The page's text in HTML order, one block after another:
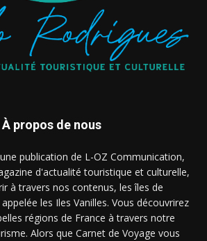
À propos de nous
publication de L-OZ Communication,
d'actualité touristique et culturelle,
à travers nos contenus, les îles de
les Iles Vanilles. Vous découvrirez
régions de France à travers notre
Alors que Carnet de Voyage vous